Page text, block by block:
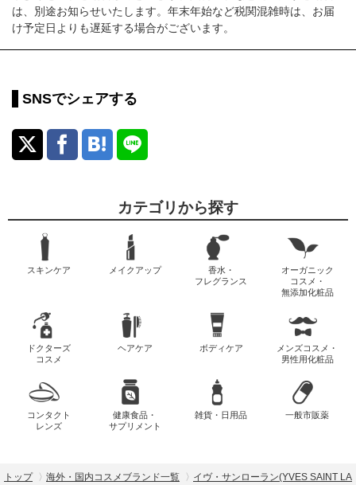
は、別途お知らせいたします。年末年始など税関混雑時は、お届
け予定日よりも遅延する場合がございます。
SNSでシェアする
カテゴリから探す
スキンケア メイクアップ
香水・
フレグランス
オーガニック
コスメ・
無添加化粧品
ドクターズ
コスメ
ヘアケア ボディケア
メンズコスメ・
男性用化粧品
コンタクト
レンズ
健康食品・
サプリメント
雑貨・日用品 一般市販薬
トップ 海外・国内コスメブランド一覧 イヴ・サンローラン(YVES SAINT LA